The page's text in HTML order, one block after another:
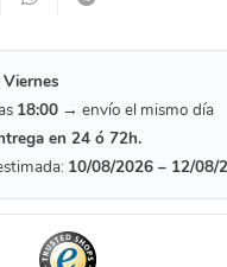
18:00 → envío el mismo día
en 24 ó 72h.
10/08/2026 – 12/08/